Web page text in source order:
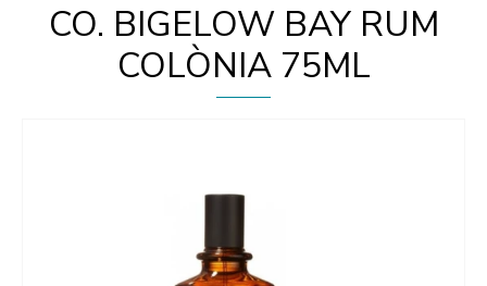
CO. BIGELOW BAY RUM
COLÒNIA 75ML